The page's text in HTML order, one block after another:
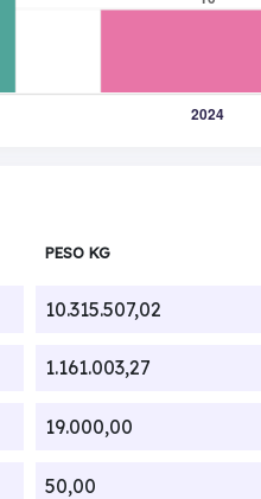
PESO KG
10.315.507,02
1.161.003,27
19.000,00
50,00